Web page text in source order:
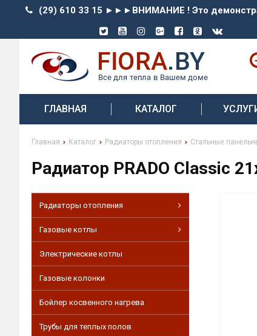
(29) 610 33 15 ►►►ВНИМАНИЕ ! Это
ГЛАВНАЯ КАТАЛОГ
Главная Каталог Радиаторы отопления Стальные
Радиатор PRADO Classic
Радиаторы отопления
Газовые котлы
Электрические котлы
Газовые колонки
Бойлер косвенного нагрева
Трубы для теплых полов